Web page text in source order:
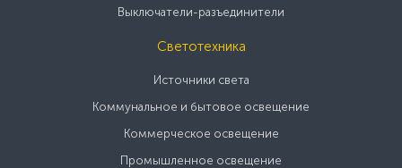
Выключатели-разъединители
Светотехника
Источники света
Коммунальное и бытовое освещение
Коммерческое освещение
Промышленное освещение